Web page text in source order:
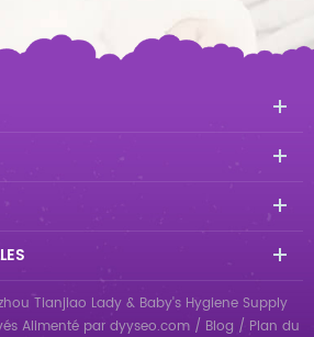
Tianjiao Lady & Baby's Hygiene Supply
Alimenté par dyyseo.com / Blog / Plan du